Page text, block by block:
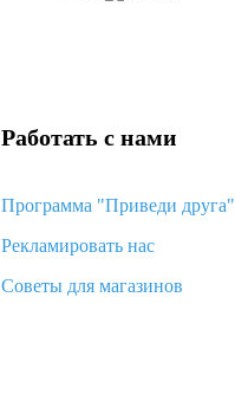
Работать с нами
Программа "Приведи друга"
Рекламировать нас
Советы для магазинов